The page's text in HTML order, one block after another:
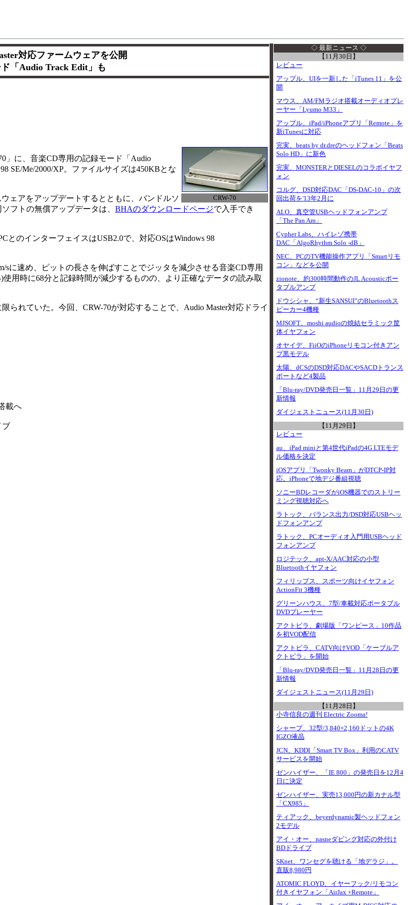
対応ファームウェアを公開
「Audio Track Edit」も
CRW-70
」に、音楽CD専用の記録モード「Audio
SE/Me/2000/XP。ファイルサイズは450KBとな
ェアをアップデートするとともに、バンドルソ
フトの無償アップデータは、 BHAのダウンロードページで入手でき
のインターフェイスはUSB2.0で、対応OSはWindows 98
sに速め、ピットの長さを伸ばすことでジッタを減少させる音楽CD専用
用時に68分と記録時間が減少するものの、より正確なデータの読み取
れていた。今回、CRW-70が対応することで、Audio Master対応ドライ
載へ
ブ
◇ 最新ニュース ◇
【11月30日】
レビュー
アップル、UIを一新した「iTunes 11」を公
開
マウス、AM/FMラジオ搭載オーディオプレ
ーヤー「Lyumo M33」
アップル、iPad/iPhoneアプリ「Remote」を
新iTunesに対応
完実、beats by dr.dreのヘッドフォン「Beats
Solo HD」に新色
完実、MONSTERとDIESELのコラボイヤフ
ォン
コルグ、DSD対応DAC「DS-DAC-10」の次
回出荷を'13年2月に
ALO、真空管USBヘッドフォンアンプ
「The Pan Am」
Cypher Labs、ハイレゾ携帯
DAC「AlgoRhythm Solo -dB」
NEC、PCのTV機能操作アプリ「Smartリモ
コン」などを公開
zionote、約300時間動作のJL Acousticポー
タブルアンプ
ドウシシャ、“新生SANSUI”のBluetoothス
ピーカー4機種
MJSOFT、moshi audioの焼結セラミック筐
体イヤフォン
オヤイデ、FiiOのiPhoneリモコン付きアン
プ黒モデル
太陽、dCSのDSD対応DACやSACDトランス
ポートなど4製品
「Blu-ray/DVD発売日一覧」11月29日の更
新情報
ダイジェストニュース(11月30日)
【11月29日】
レビュー
au、iPad miniと第4世代iPadの4G LTEモデ
ル価格を決定
iOSアプリ「Twonky Beam」がDTCP-IP対
応。iPhoneで地デジ番組視聴
ソニーBDレコーダがiOS機器でのストリー
ミング視聴対応へ
ラトック、バランス出力/DSD対応USBヘッ
ドフォンアンプ
ラトック、PCオーディオ入門用USBヘッド
フォンアンプ
ロジテック、apt-X/AAC対応の小型
Bluetoothイヤフォン
フィリップス、スポーツ向けイヤフォン
ActionFit 3機種
グリーンハウス、7型/車載対応ポータブル
DVDプレーヤー
アクトビラ、劇場版「ワンピース」10作品
を初VOD配信
アクトビラ、CATV向けVOD「ケーブルア
クトビラ」を開始
「Blu-ray/DVD発売日一覧」11月28日の更
新情報
ダイジェストニュース(11月29日)
【11月28日】
小寺信良の週刊 Electric Zooma!
シャープ、32型/3,840×2,160ドットの4K
IGZO液晶
JCN、KDDI「Smart TV Box」利用のCATV
サービスを開始
ゼンハイザー、「IE 800」の発売日を12月4
日に決定
ゼンハイザー、実売13,000円の新カナル型
「CX985」
ティアック、beyerdynamic製ヘッドフォン
2モデル
アイ・オー、nasneダビング対応の外付け
BDドライブ
SKnet、ワンセグを聴ける「地デラジ」。
直販8,980円
ATOMIC FLOYD、イヤーフック/リモコン
付きイヤフォン「AirJax +Remote」